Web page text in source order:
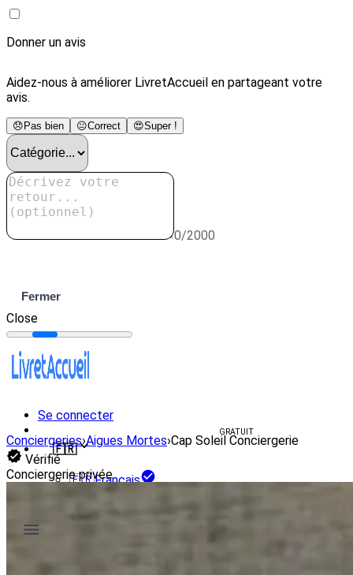
Donner un avis
Aidez-nous à améliorer LivretAccueil en partageant votre
avis.
😞 Pas bien 😐Correct 😍Super !
0/2000
Fermer
Close
Se connecter
GRATUIT
🇫🇷
🇫🇷Français
English
Conciergeries›Aigues Mortes›Cap Soleil Conciergerie
Vérifié
Conciergerie privée